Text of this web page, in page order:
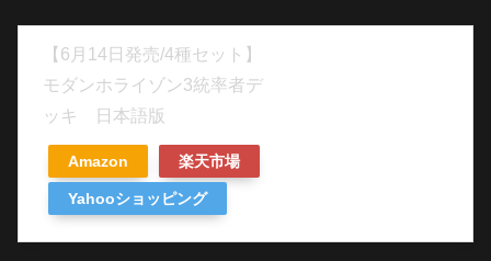
【6月14日発売/4種セット】
モダンホライゾン3統率者デ
ッキ 日本語版
Amazon 楽天市場
Yahooショッピング